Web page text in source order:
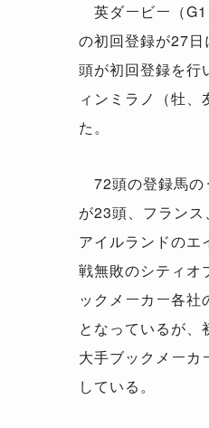
英ダービー（G1
の初回登録が27
頭が初回登録を行
ィンミラノ（牡
た。
72頭の登録馬の
が23頭、フラン
アイルランドのエ
戦無敗のシティオ
ックメーカー各
となっているが、
大手ブックメー
している。